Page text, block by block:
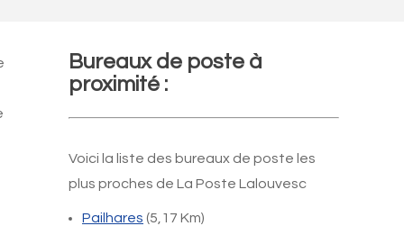
Bureaux de poste à
proximité :
Voici la liste des bureaux de poste les
plus proches de La Poste Lalouvesc
Pailhares (5,17 Km)